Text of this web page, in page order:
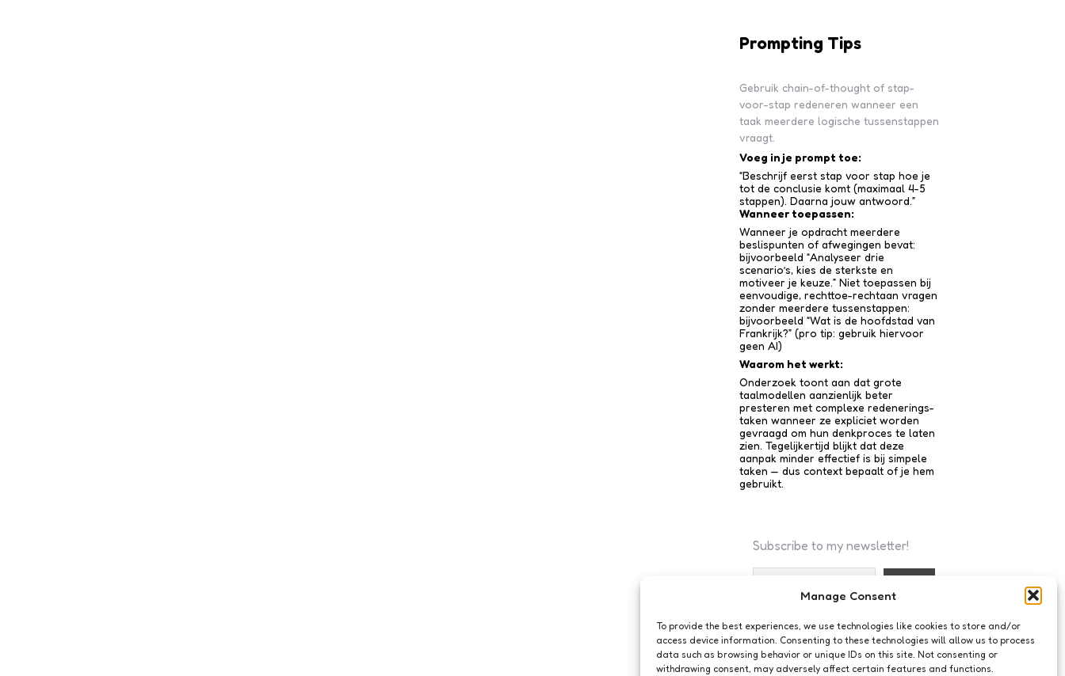
Manage Consent
To provide the best experiences, we use technologies like cookies to store and/or
access device information. Consenting to these technologies will allow us to process
data such as browsing behavior or unique IDs on this site. Not consenting or
withdrawing consent, may adversely affect certain features and functions.
Prompting Tips
Gebruik chain-of-thought of stap-
voor-stap redeneren wanneer een
taak meerdere logische tussenstappen
vraagt.
Voeg in je prompt toe:
“Beschrijf eerst stap voor stap hoe je
tot de conclusie komt (maximaal 4-5
stappen). Daarna jouw antwoord.”
Wanneer toepassen:
Wanneer je opdracht meerdere
beslispunten of afwegingen bevat:
bijvoorbeeld “Analyseer drie
scenario’s, kies de sterkste en
motiveer je keuze.” Niet toepassen bij
eenvoudige, rechttoe-recht­aan vragen
zonder meerdere tussen­stappen:
bijvoorbeeld “Wat is de hoofdstad van
Frankrijk?” (pro tip: gebruik hiervoor
geen AI)
Waarom het werkt:
Onderzoek toont aan dat grote
taalmodellen aanzienlijk beter
presteren met complexe redenerings­
taken wanneer ze expliciet worden
gevraagd om hun denkproces te laten
zien. Tegelijkertijd blijkt dat deze
aanpak minder effectief is bij simpele
taken — dus context bepaalt of je hem
gebruikt.
Subscribe to my newsletter!